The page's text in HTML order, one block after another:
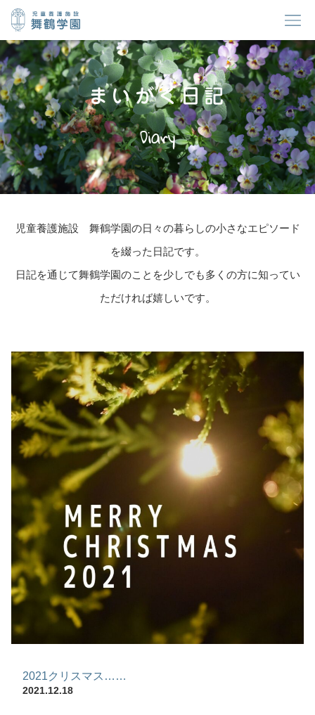
まいがく日記
Diary
児童養護施設 舞鶴学園の日々の暮らしの小さなエピソード
を綴った日記です。
日記を通じて舞鶴学園のことを少しでも多くの方に知ってい
ただければ嬉しいです。
2021クリスマス……
2021.12.18